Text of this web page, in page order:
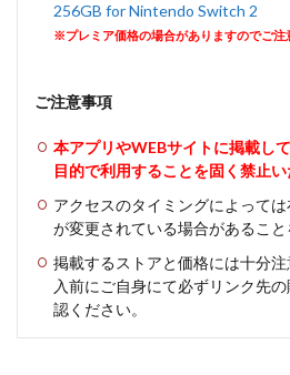
256GB for Nintendo Switch 2
※プレミア価格の場合がありますのでご注
ご注意事項
本アプリやWEBサイトに掲載し
目的で利用することを固く禁止い
アクセスのタイミングによって
が変更されている場合があること
掲載するストアと価格には十分
入前にご自身にて必ずリンク先
認ください。